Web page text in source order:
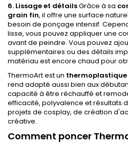
6. Lissage et détailsGrâce à sa
grain fin, il offre une surface
besoin de ponçage intensif.
lisse, vous pouvez appliquer une
avant de peindre. Vous pouvez
supplémentaires ou des détails
matériau est encore chaud pour
ThermoArt est un
rend adapté aussi bien aux
capacité à être réchauffé et
efficacité, polyvalence et résultats
projets de cosplay, de création
créative.
Comment poncer